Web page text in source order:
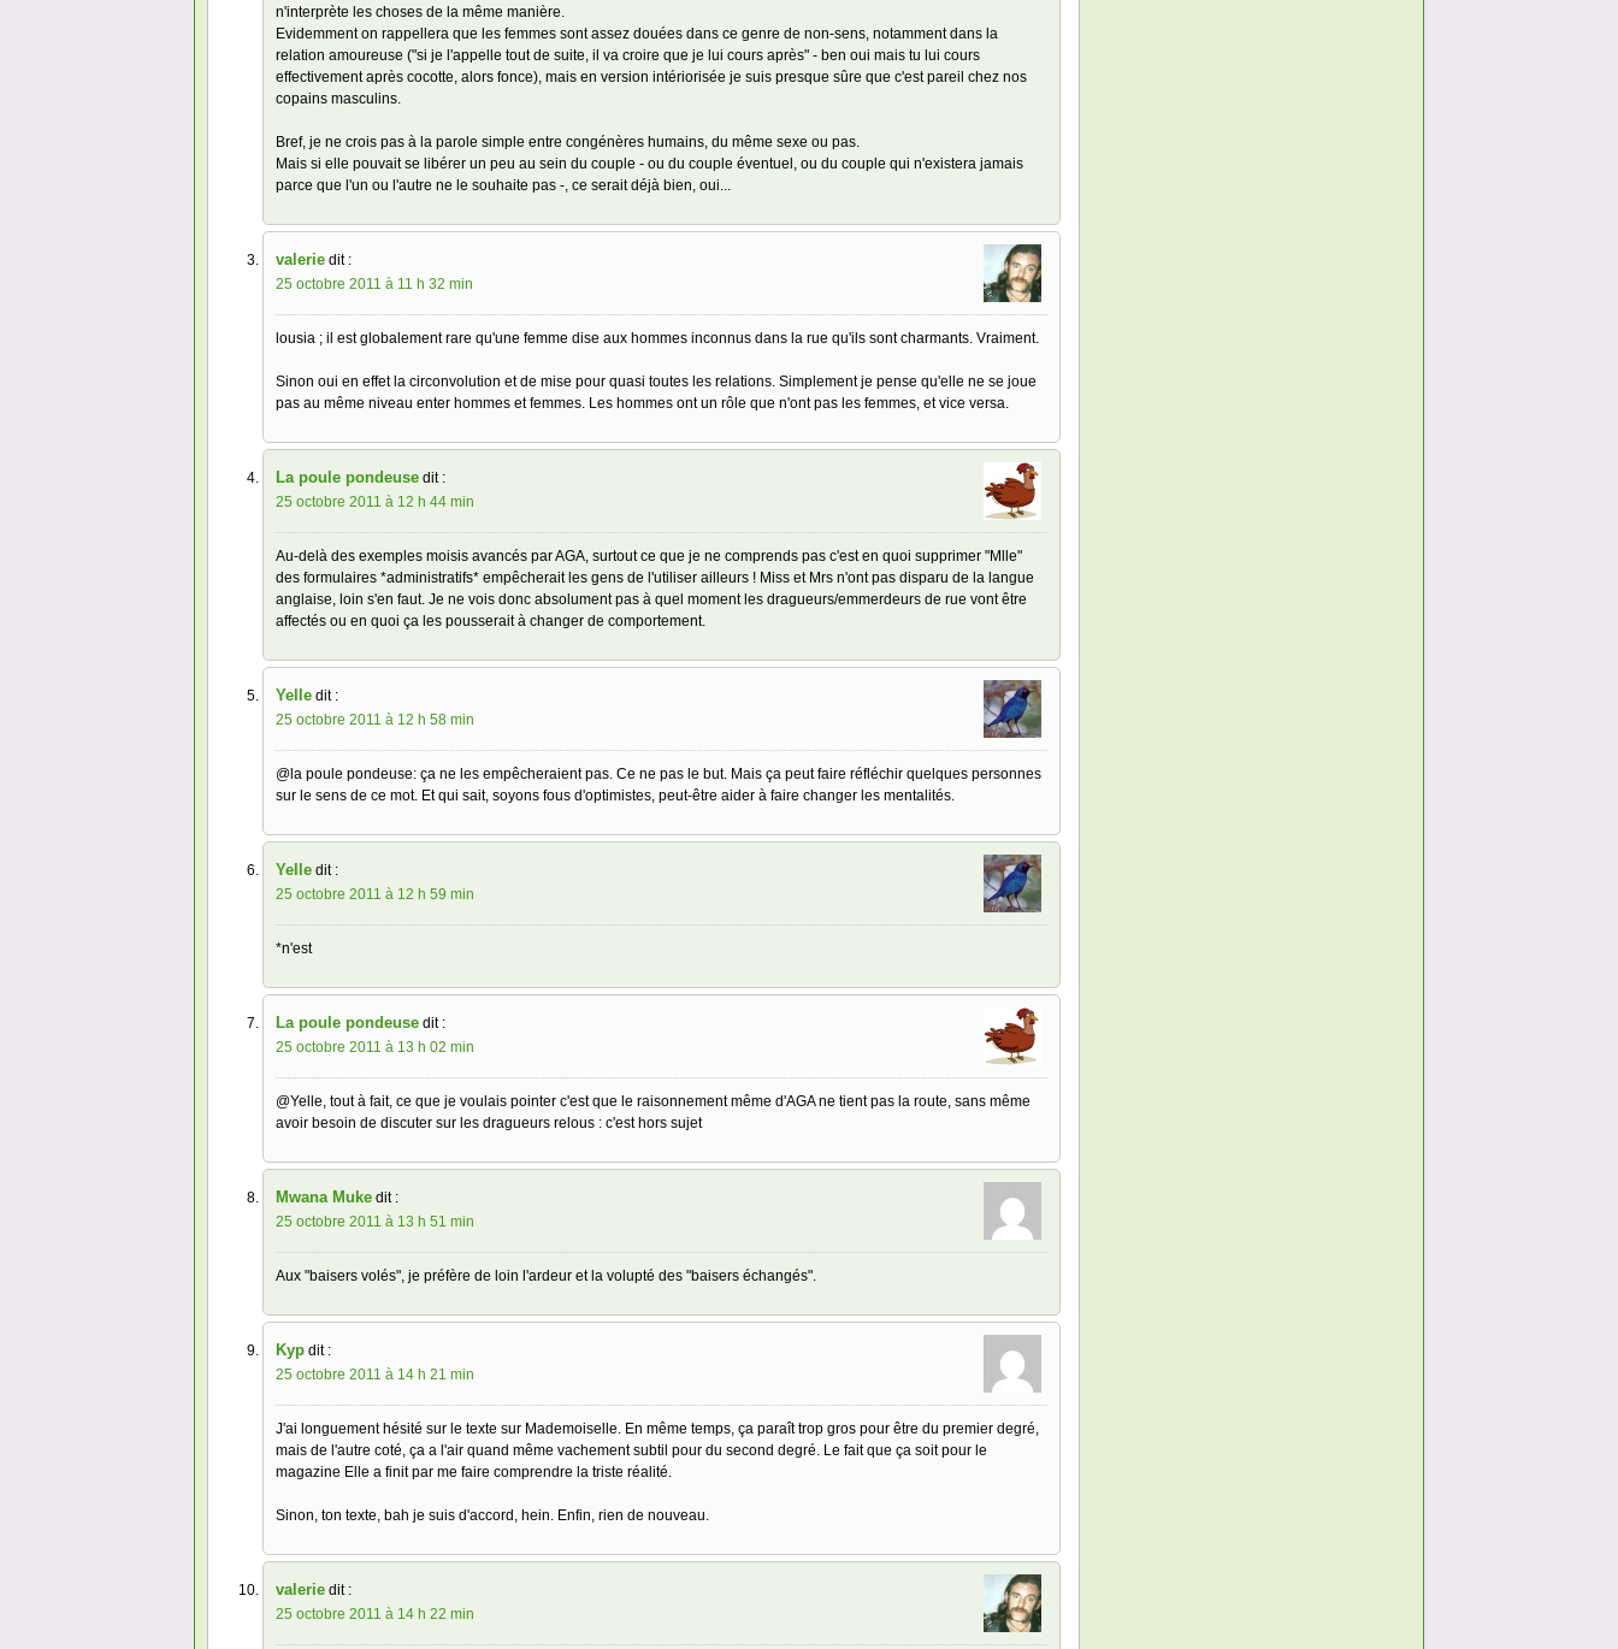
n'interprète les choses de la même manière.
Evidemment on rappellera que les femmes sont assez douées dans ce genre de non-sens, notamment dans la
relation amoureuse ("si je l'appelle tout de suite, il va croire que je lui cours après" - ben oui mais tu lui cours
effectivement après cocotte, alors fonce), mais en version intériorisée je suis presque sûre que c'est pareil chez nos
copains masculins.
Bref, je ne crois pas à la parole simple entre congénères humains, du même sexe ou pas.
Mais si elle pouvait se libérer un peu au sein du couple - ou du couple éventuel, ou du couple qui n'existera jamais
parce que l'un ou l'autre ne le souhaite pas -, ce serait déjà bien, oui...
valerie dit :
25 octobre 2011 à 11 h 32 min
lousia ; il est globalement rare qu'une femme dise aux hommes inconnus dans la rue qu'ils sont charmants. Vraiment.
Sinon oui en effet la circonvolution et de mise pour quasi toutes les relations. Simplement je pense qu'elle ne se joue
pas au même niveau enter hommes et femmes. Les hommes ont un rôle que n'ont pas les femmes, et vice versa.
La poule pondeuse dit :
25 octobre 2011 à 12 h 44 min
Au-delà des exemples moisis avancés par AGA, surtout ce que je ne comprends pas c'est en quoi supprimer "Mlle"
des formulaires *administratifs* empêcherait les gens de l'utiliser ailleurs ! Miss et Mrs n'ont pas disparu de la langue
anglaise, loin s'en faut. Je ne vois donc absolument pas à quel moment les dragueurs/emmerdeurs de rue vont être
affectés ou en quoi ça les pousserait à changer de comportement.
Yelle dit :
25 octobre 2011 à 12 h 58 min
@la poule pondeuse: ça ne les empêcheraient pas. Ce ne pas le but. Mais ça peut faire réfléchir quelques personnes
sur le sens de ce mot. Et qui sait, soyons fous d'optimistes, peut-être aider à faire changer les mentalités.
Yelle dit :
25 octobre 2011 à 12 h 59 min
*n'est
La poule pondeuse dit :
25 octobre 2011 à 13 h 02 min
@Yelle, tout à fait, ce que je voulais pointer c'est que le raisonnement même d'AGA ne tient pas la route, sans même
avoir besoin de discuter sur les dragueurs relous : c'est hors sujet
Mwana Muke dit :
25 octobre 2011 à 13 h 51 min
Aux "baisers volés", je préfère de loin l'ardeur et la volupté des "baisers échangés".
Kyp dit :
25 octobre 2011 à 14 h 21 min
J'ai longuement hésité sur le texte sur Mademoiselle. En même temps, ça paraît trop gros pour être du premier degré,
mais de l'autre coté, ça a l'air quand même vachement subtil pour du second degré. Le fait que ça soit pour le
magazine Elle a finit par me faire comprendre la triste réalité.
Sinon, ton texte, bah je suis d'accord, hein. Enfin, rien de nouveau.
valerie dit :
25 octobre 2011 à 14 h 22 min